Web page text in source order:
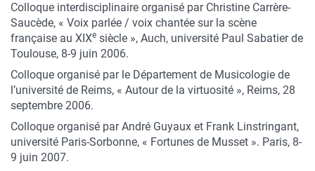
Colloque interdisciplinaire organisé par Christine Carrère-
Saucède, « Voix parlée / voix chantée sur la scène
française au XIXe siècle », Auch, université Paul Sabatier de
Toulouse, 8-9 juin 2006.
Colloque organisé par le Département de Musicologie de
l’université de Reims, « Autour de la virtuosité », Reims, 28
septembre 2006.
Colloque organisé par André Guyaux et Frank Linstringant,
université Paris-Sorbonne, « Fortunes de Musset ». Paris, 8-
9 juin 2007.